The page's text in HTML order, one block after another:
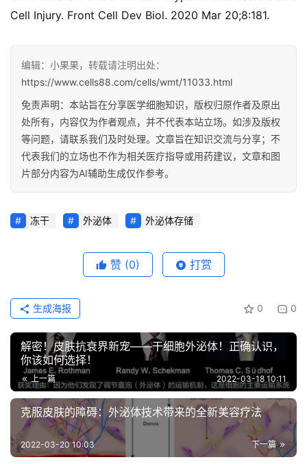
Cell Injury. Front Cell Dev Biol. 2020 Mar 20;8:181.
编辑：小果果，转载请注明出处：
https://www.cells88.com/cells/wmt/11033.html
免责声明：本站旨在分享医学细胞知识，版权归原作者及原出
处所有，内容仅为作者观点，并不代表本站立场。如涉及版权
等问题，请联系我们及时处理。文章旨在知识交流与分享；不
代表我们的立场也不作为相关医疗指导或用药建议，文章和图
片部分内容为AI辅助生成仅作参考。
冻干 外泌体 外泌体存储
赞 (0) 打赏
0 0
生成海报
解密！皮肤抗衰界新宠——干细胞外泌体！正确认识，
你该如何选择！
上一篇 2022-03-18 10:11
克服皮肤的障碍：外泌体技术带来的全新美容疗法
下一篇
2022-03-20 10:03